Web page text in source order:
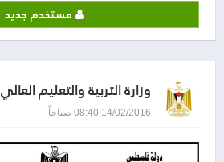
مستخدم جديد
وزارة التربية والتعليم العالي
14/02/2016 08:40 صباحاً